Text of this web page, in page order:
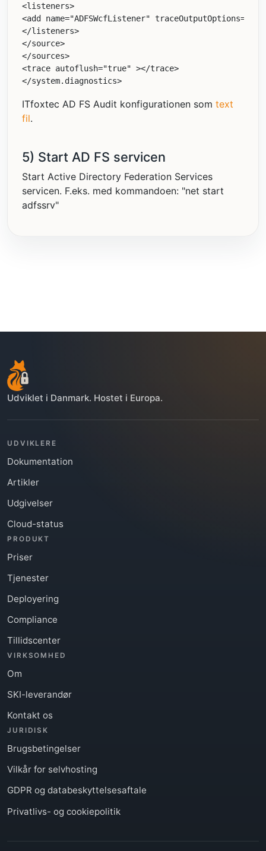
<listeners>
<add name="ADFSWcfListener" traceOutputOptions
</listeners>
</source>
</sources>
<trace autoflush="true" ></trace>
</system.diagnostics>
ITfoxtec AD FS Audit konfigurationen som text
fil.
5) Start AD FS servicen
Start Active Directory Federation Services
servicen. F.eks. med kommandoen: "net start
adfssrv"
Udviklet i Danmark. Hostet i Europa.
UDVIKLERE
Dokumentation
Artikler
Udgivelser
Cloud-status
PRODUKT
Priser
Tjenester
Deployering
Compliance
Tillidscenter
VIRKSOMHED
Om
SKI-leverandør
Kontakt os
JURIDISK
Brugsbetingelser
Vilkår for selvhosting
GDPR og databeskyttelsesaftale
Privatlivs- og cookiepolitik